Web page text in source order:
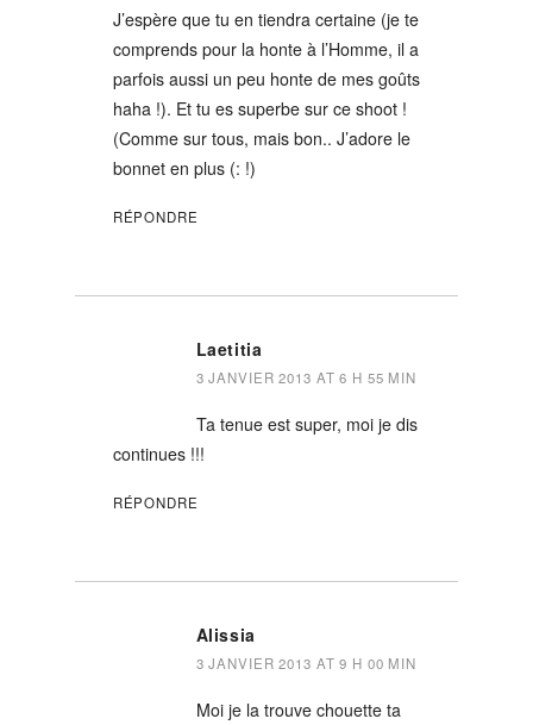
J’espère que tu en tiendra certaine (je te
comprends pour la honte à l’Homme, il a
parfois aussi un peu honte de mes goûts
haha !). Et tu es superbe sur ce shoot !
(Comme sur tous, mais bon.. J’adore le
bonnet en plus (: !)
RÉPONDRE
Laetitia
3 JANVIER 2013 AT 6 H 55 MIN
Ta tenue est super, moi je dis
continues !!!
RÉPONDRE
Alissia
3 JANVIER 2013 AT 9 H 00 MIN
Moi je la trouve chouette ta